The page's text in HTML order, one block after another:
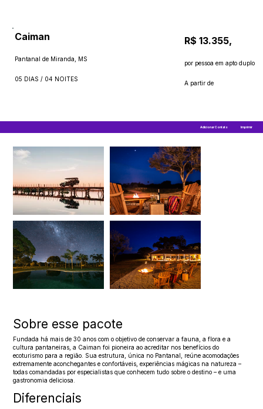
Adicionar Contato Imprimir
Caiman
Pantanal de Miranda, MS
05 DIAS / 04 NOITES
A partir de
R$ 13.355,
por pessoa em apto duplo
Sobre esse pacote
Fundada há mais de 30 anos com o objetivo de conservar a fauna, a flora e a
cultura pantaneiras, a Caiman foi pioneira ao acreditar nos benefícios do
ecoturismo para a região. Sua estrutura, única no Pantanal, reúne acomodações
extremamente aconchegantes e confortáveis, experiências mágicas na natureza –
todas comandadas por especialistas que conhecem tudo sobre o destino – e uma
gastronomia deliciosa.
Diferenciais